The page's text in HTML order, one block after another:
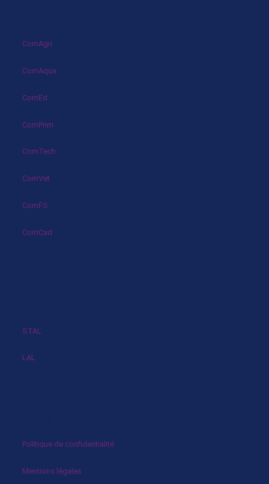
ComAgri
ComAqua
ComEd
ComPrim
ComTech
ComVet
ComFS
ComCad
STAL
LAL
Politique de confidentialité
Mentions légales